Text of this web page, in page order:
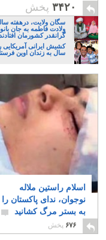
۳۴۲۰ پخش
سگان ولایت، درهفته
ولادت فاطمه به جان
گرانقدر کشورمان
سال به زندان اوین
اسلام راستین ملاله
نوجوان، ندای پاکستان را
به بستر مرگ کشانید
۶۷۶ پخش